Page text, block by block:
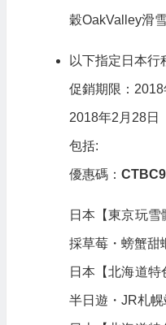
穀OakValley滑
以下指定日本行
促銷期限：
2018年2月28日
包括:
優惠碼： CTBC9
日本【東京玩雪
採草莓・螃蟹甜
日本【北海道
半日遊・JR札